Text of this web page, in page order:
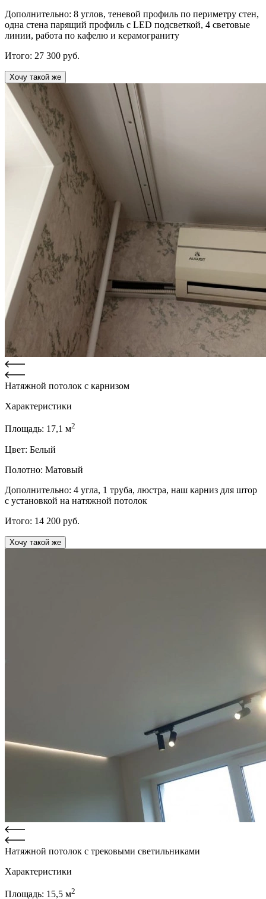
Дополнительно: 8 углов, теневой профиль по периметру стен,
одна стена парящий профиль с LED подсветкой, 4 световые
линии, работа по кафелю и керамограниту
Итого: 27 300 руб.
Хочу такой же
Натяжной потолок с карнизом
Характеристики
Площадь: 17,1 м2
Цвет: Белый
Полотно: Матовый
Дополнительно: 4 угла, 1 труба, люстра, наш карниз для штор
с установкой на натяжной потолок
Итого: 14 200 руб.
Хочу такой же
Натяжной потолок с трековыми светильниками
Характеристики
Площадь: 15,5 м2